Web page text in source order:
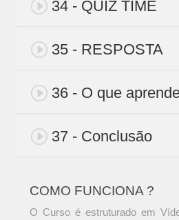
34 - QUIZ TIME
35 - RESPOSTA
36 - O que
37 - Conclusão
COMO FUNCIONA ?
O Curso é estruturado em